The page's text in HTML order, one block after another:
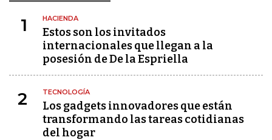
1 HACIENDA
Estos son los invitados
internacionales que llegan a la
posesión de De la Espriella
2 TECNOLOGÍA
Los gadgets innovadores que están
transformando las tareas cotidianas
del hogar